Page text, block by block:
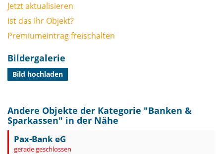
Jetzt aktualisieren
Ist das Ihr Objekt?
Premiumeintrag freischalten
Bildergalerie
Bild hochladen
Andere Objekte der Kategorie "Banken &
Sparkassen" in der Nähe
Pax-Bank eG
gerade geschlossen